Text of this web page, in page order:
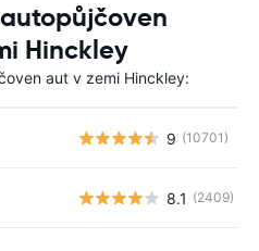
Hinckley
aut v zemi Hinckley:
9 (10701)
8.1 (2409)